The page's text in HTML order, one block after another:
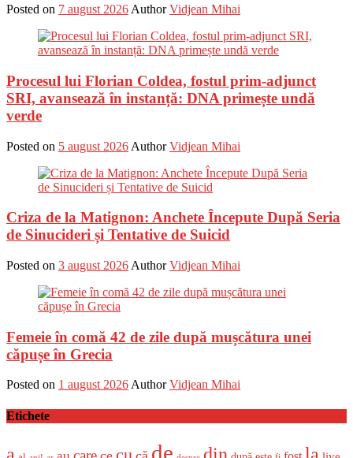
Posted on 7 august 2026 Author Vidjean Mihai
Procesul lui Florian Coldea, fostul prim-adjunct
SRI, avansează în instanță: DNA primește undă
verde
Posted on 5 august 2026 Author Vidjean Mihai
Criza de la Matignon: Anchete Începute După Seria
de Sinucideri și Tentative de Suicid
Posted on 3 august 2026 Author Vidjean Mihai
Femeie în comă 42 de zile după mușcătura unei
căpușe în Grecia
Posted on 1 august 2026Author Vidjean Mihai
Etichete
a de